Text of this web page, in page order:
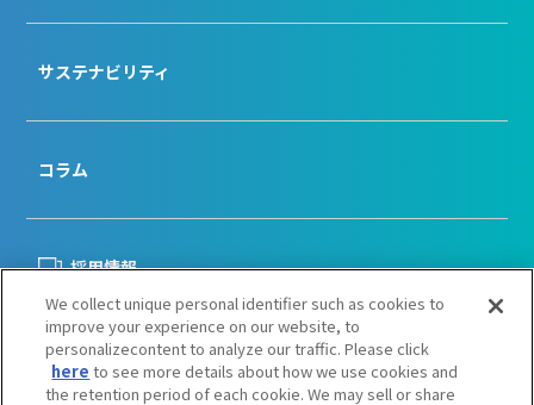
サステナビリティ
コラム
採用情報
お問い合わせ
We collect unique personal identifier such as cookies to
improve your experience on our website, to
personalizecontent to analyze our traffic. Please click
here to see more details about how we use cookies and
the retention period of each cookie. We may sell or share